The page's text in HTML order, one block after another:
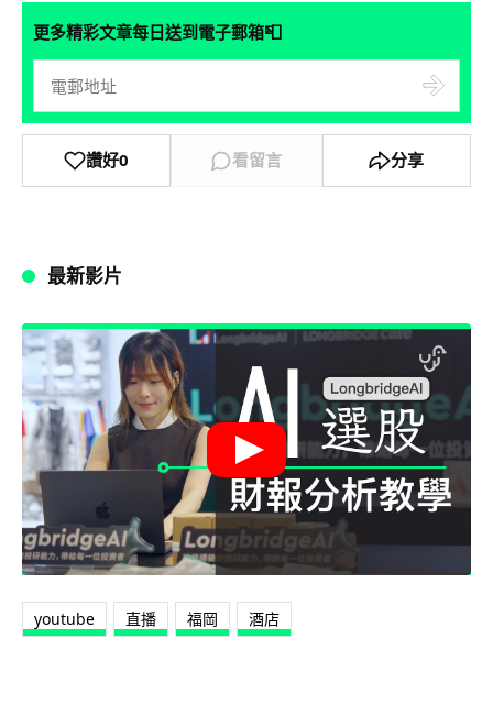
更多精彩文章每日送到電子郵箱📮
讚好0 看留言 分享
最新影片
youtube 直播 福岡 酒店